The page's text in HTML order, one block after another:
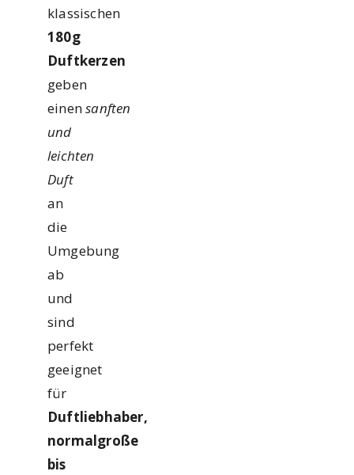
klassischen
180g
Duftkerzen
geben
einensanften
und
leichten
Duft
an
die
Umgebung
ab
und
sind
perfekt
geeignet
für
Duftliebhaber,
normalgroße
bis